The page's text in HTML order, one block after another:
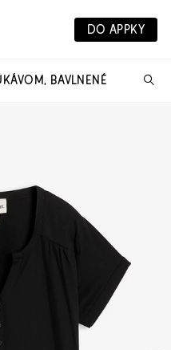
DO APPKY
BAVLNENÉ